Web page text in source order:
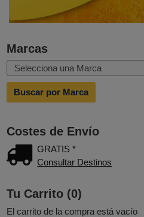
Marcas
Costes de Envío
GRATIS *
Consultar Destinos
Tu Carrito (0)
El carrito de la compra está vacío